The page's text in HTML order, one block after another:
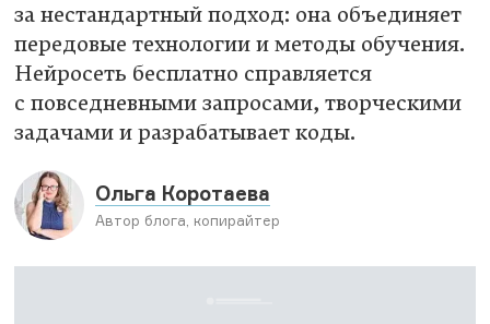
за нестандартный подход: она объединяет
передовые технологии и методы обучения.
Нейросеть бесплатно справляется
с повседневными запросами, творческими
задачами и разрабатывает коды.
Ольга Коротаева
Автор блога, копирайтер